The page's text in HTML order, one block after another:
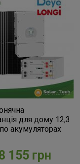
для дому 12,3
акумуляторах
155 грн